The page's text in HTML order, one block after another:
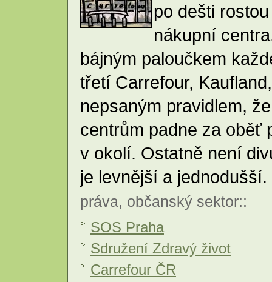
po dešti
nákupní
bájným paloučkem
třetí Carrefour,
nepsaným pravidlem,
centrům padne za oběť
v okolí. Ostatně není
je levnější a jednodušší.
práva, občanský sektor::
SOS Praha
Sdružení Zdravý život
Carrefour ČR